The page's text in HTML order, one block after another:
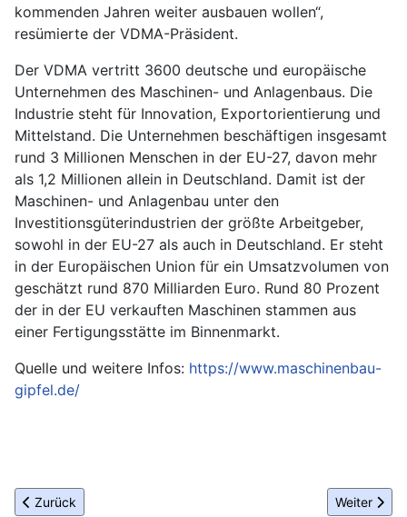
kommenden Jahren weiter ausbauen wollen“,
resümierte der VDMA-Präsident.
Der VDMA vertritt 3600 deutsche und europäische
Unternehmen des Maschinen- und Anlagenbaus. Die
Industrie steht für Innovation, Exportorientierung und
Mittelstand. Die Unternehmen beschäftigen insgesamt
rund 3 Millionen Menschen in der EU-27, davon mehr
als 1,2 Millionen allein in Deutschland. Damit ist der
Maschinen- und Anlagenbau unter den
Investitionsgüterindustrien der größte Arbeitgeber,
sowohl in der EU-27 als auch in Deutschland. Er steht
in der Europäischen Union für ein Umsatzvolumen von
geschätzt rund 870 Milliarden Euro. Rund 80 Prozent
der in der EU verkauften Maschinen stammen aus
einer Fertigungsstätte im Binnenmarkt.
Quelle und weitere Infos: https://www.maschinenbau-
gipfel.de/
Vorheriger Beitrag: VDIV-Präsidentin eröffnet Deutschen
Zurück Nächster
Weiter